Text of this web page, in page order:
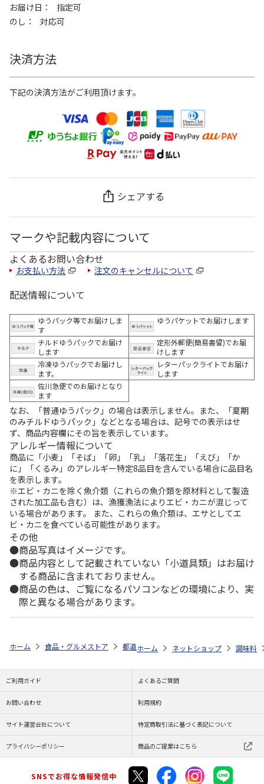
お届け日
指定可
のし
対応可
決済方法
下記の決済方法がご利用頂けます。
シェアする
マークや記載内容について
よくあるお問い合わせ
お支払い方法 注文のキャンセルについて
配送情報について
ゆうパック等でお届けしま
す
ゆうパケットでお届けします
チルドゆうパックでお届け
します
定形外郵便(簡易書留)でお届
けします
冷凍ゆうパックでお届けし
ます。
レターパックライトでお届け
します
佐川急便でのお届けとなり
ます
なお、「普通ゆうパック」の場合は表示しません。また、「夏期
のみチルドゆうパック」などとなる場合は、記号での表示はせ
ず、商品内容欄にその旨を表示しています。
アレルギー情報について
商品に「小麦」「そば」「卵」「乳」「落花生」「えび」「か
に」「くるみ」のアレルギー特定8品目を含んでいる場合に品目名
を表示します。
※エビ・カニを除く魚介類（これらの魚介類を原材料として製造
された加工品も含む）は、漁獲漁法によりエビ・カニが混じって
いる場合があります。 また、これらの魚介類は、エサとしてエ
ビ・カニを食べている可能性があります。
その他
商品写真はイメージです。
商品内容として記載されていない「小道具類」はお届け
する商品に含まれておりません。
商品の色は、ご覧になるパソコンなどの環境により、実
際と異なる場合があります。
ホーム 食品・グルメストア 都道府県から探す 沖縄県 島一番の
ホーム ネットショップ 調味料
ご利用ガイド よくあるご質問
お問い合わせ 利用規約
サイト運営会社について 特定商取引法に基づく表記について
プライバシーポリシー 商品のご提案はこちら
SNSでお得な情報発信中